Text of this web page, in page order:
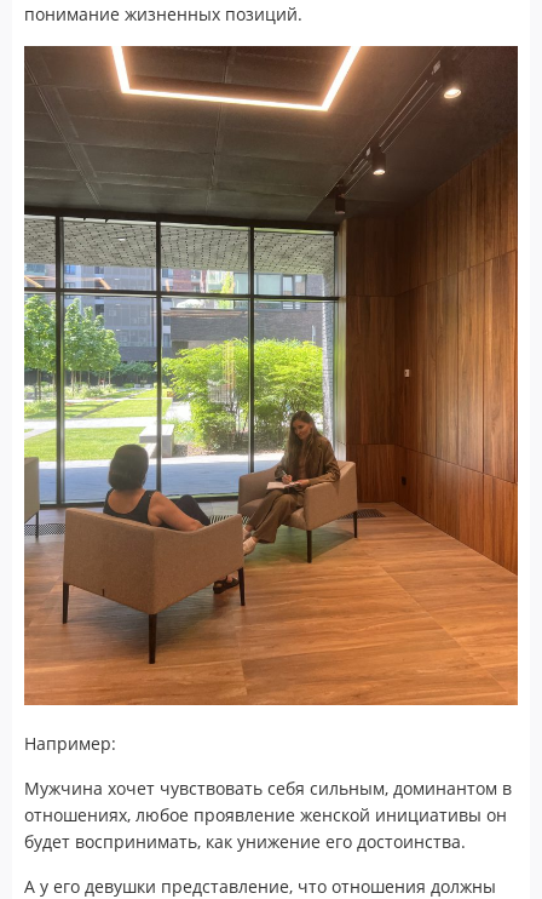
понимание жизненных позиций.
Например:
Мужчина хочет чувствовать себя сильным, доминантом в
отношениях, любое проявление женской инициативы он
будет воспринимать, как унижение его достоинства.
А у его девушки представление, что отношения должны